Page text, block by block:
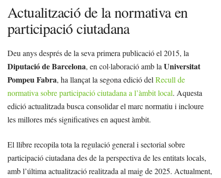
Actualització de la normativa en
participació ciutadana
Deu anys després de la seva primera publicació el 2015, la
Diputació de Barcelona, en col·laboració amb la Universitat
Pompeu Fabra, ha llançat la segona edició del Recull de
normativa sobre participació ciutadana a l’àmbit local. Aquesta
edició actualitzada busca consolidar el marc normatiu i incloure
les millores més significatives en aquest àmbit.
El llibre recopila tota la regulació general i sectorial sobre
participació ciutadana des de la perspectiva de les entitats locals,
amb l’última actualització realitzada al maig de 2025. Actualment,